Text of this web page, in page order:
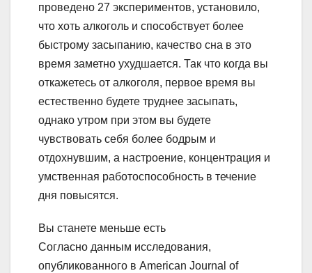
проведено 27 экспериментов, установило,
что хоть алкоголь и способствует более
быстрому засыпанию, качество сна в это
время заметно ухудшается. Так что когда вы
откажетесь от алкоголя, первое время вы
естественно будете труднее засыпать,
однако утром при этом вы будете
чувствовать себя более бодрым и
отдохнувшим, а настроение, концентрация и
умственная работоспособность в течение
дня повысятся.
Вы станете меньше есть
Согласно данным исследования,
опубликованного в American Journal of